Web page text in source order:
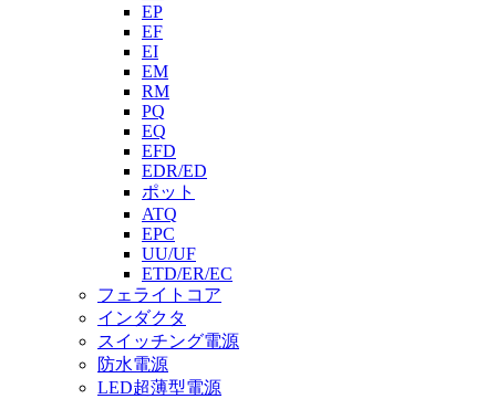
EP
EF
EI
EM
RM
PQ
EQ
EFD
EDR/ED
ポット
ATQ
EPC
UU/UF
ETD/ER/EC
フェライトコア
インダクタ
スイッチング電源
防水電源
LED超薄型電源